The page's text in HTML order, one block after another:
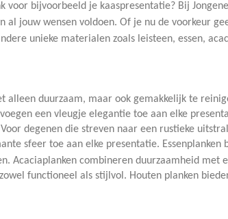
voor bijvoorbeeld je kaaspresentatie? Bij
al jouw wensen voldoen. Of je nu de voorkeur
unieke materialen zoals leisteen, essen,
alleen duurzaam, maar ook gemakkelijk te
een vleugje elegantie toe aan elke
degenen die streven naar een rustieke
sfeer toe aan elke presentatie.
Acaciaplanken combineren duurzaamheid met
functioneel als stijlvol. Houten planken